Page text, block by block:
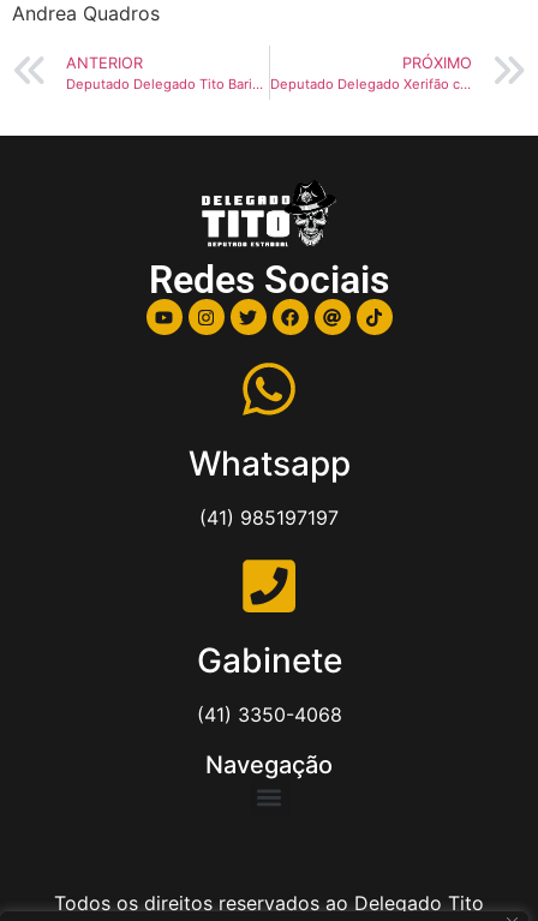
Andrea Quadros
ANTERIOR
Deputado Delegado Tito Barichello irá promover Audiência Pública para debates acerca da Lei Orgânica Nacional das Polícias Civis e seus reflexos no Paraná
PRÓXIMO
Deputado Delegado Xerifão comenta a vitória da isenção do IPVA de motocicletas de baixa cilindrada
Redes Sociais
Whatsapp
(41) 985197197
Gabinete
(41) 3350-4068
Navegação
Todos os direitos reservados ao Delegado Tito